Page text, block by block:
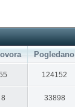
Pogledano
124152
8 33898